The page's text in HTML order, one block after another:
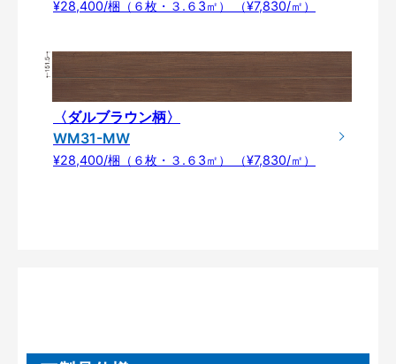
¥28,400/梱（６枚・３.６3㎡） （¥7,830/㎡）
〈ダルブラウン柄〉
WM31-MW
¥28,400/梱（６枚・３.６3㎡） （¥7,830/㎡）